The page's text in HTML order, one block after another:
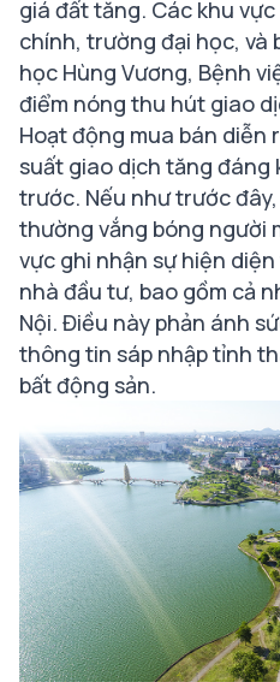
giá đất tăng. Các khu
chính, trường đại học, và
học Hùng Vương, Bệnh
điểm nóng thu hút giao
Hoạt động mua bán diễn
suất giao dịch tăng đáng
trước. Nếu như trước
thường vắng bóng người
vực ghi nhận sự hiện
nhà đầu tư, bao gồm cả
Nội. Điều này phản ánh
thông tin sáp nhập tỉnh
bất động sản.